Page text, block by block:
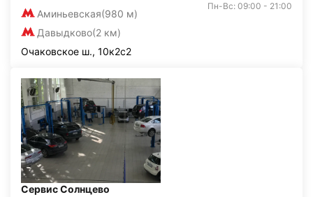
Аминьевская(980 м)
Давыдково(2 км)
Пн-Вс: 09:00 - 21:00
Очаковское ш., 10к2с2
Сервис Солнцево